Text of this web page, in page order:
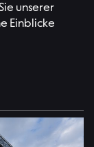
unserer
Einblicke